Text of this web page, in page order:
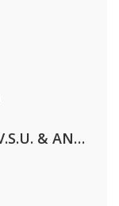
Lustrum U.V.S.V/N.V.V.S.U. & ANNO ONS & Jopke van Dobbenburgh & Roeland Beelen